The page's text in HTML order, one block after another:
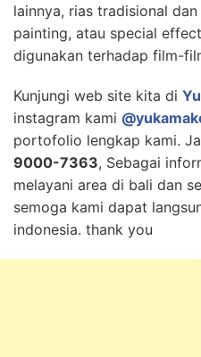
lainnya, rias tradisional
painting, atau special
digunakan terhadap film-
Kunjungi web site kita di
instagram kami
portofolio lengkap kami.
9000-7363, Sebagai
melayani area di bali dan
semoga kami dapat
indonesia. thank you